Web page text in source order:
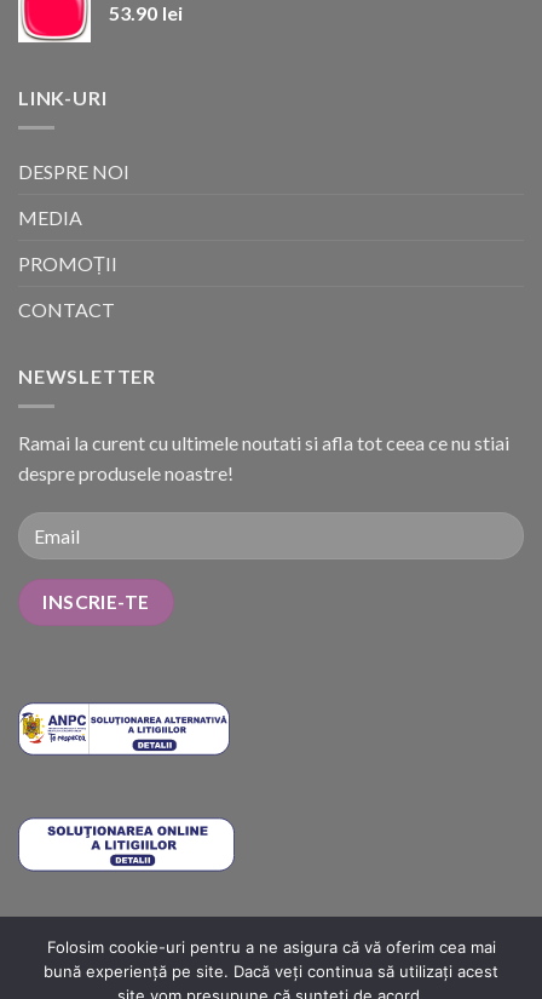
53.90 lei
LINK-URI
DESPRE NOI
MEDIA
PROMOȚII
CONTACT
NEWSLETTER
Ramai la curent cu ultimele noutati si afla tot ceea ce nu stiai
despre produsele noastre!
METODE DE PLATĂ COSTURI DE LIVRARE
TERMENI ȘI CONDIȚII
POLITICA DE RETUR
ANPC ANPC SOLUTIONARE ANPC – SAL
Folosim cookie-uri pentru a ne asigura că vă oferim cea mai
bună experiență pe site. Dacă veți continua să utilizați acest